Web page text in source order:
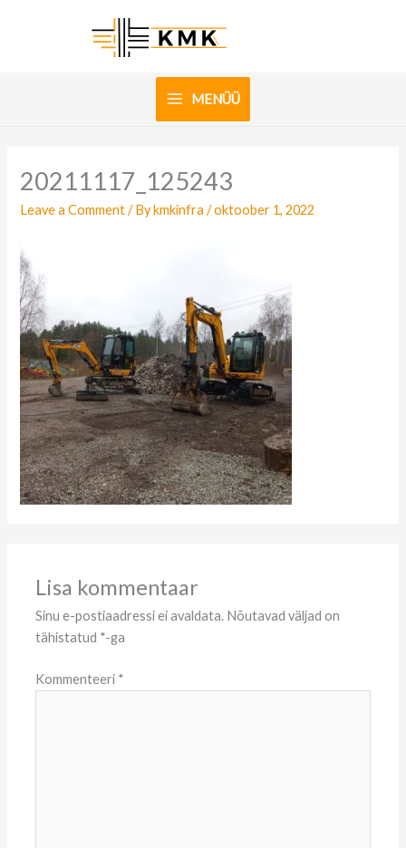
MENÜÜ
20211117_125243
Leave a Comment / Bykmkinfra/oktoober 1, 2022
Lisa kommentaar
Sinu e-postiaadressi ei avaldata. Nõutavad väljad on
tähistatud *-ga
Kommenteeri *